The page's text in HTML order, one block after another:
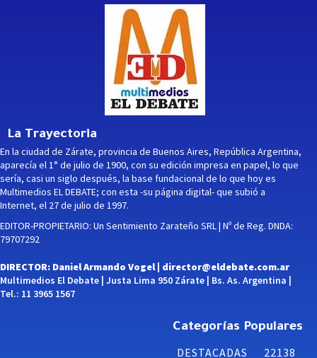
La Trayectoria
En la ciudad de Zárate, provincia de Buenos Aires, República Argentina,
aparecía el 1° de julio de 1900, con su edición impresa en papel, lo que
sería, casi un siglo después, la base fundacional de lo que hoy es
Multimedios EL DEBATE; con esta -su página digital- que subió a
Internet, el 27 de julio de 1997.
EDITOR-PROPIETARIO: Un Sentimiento Zarateño SRL | Nº de Reg. DNDA:
79707292
DIRECTOR: Daniel Armando Vogel | director@eldebate.com.ar
Multimedios El Debate | Justa Lima 950 Zárate | Bs. As. Argentina |
Tel.: 11 3965 1567
Categorías Populares
DESTACADAS
22138